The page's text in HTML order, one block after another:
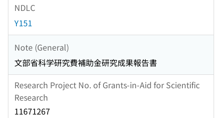
NDLC
Y151
Note (General)
文部省科学研究費補助金研究成果報告書
Research Project No. of Grants-in-Aid for Scientific
Research
11671267